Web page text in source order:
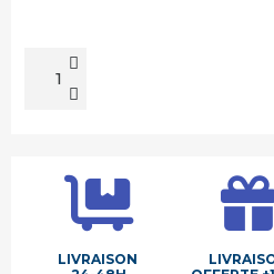
LIVRAISON